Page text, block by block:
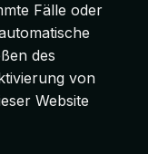
Fälle oder
des
von
Website